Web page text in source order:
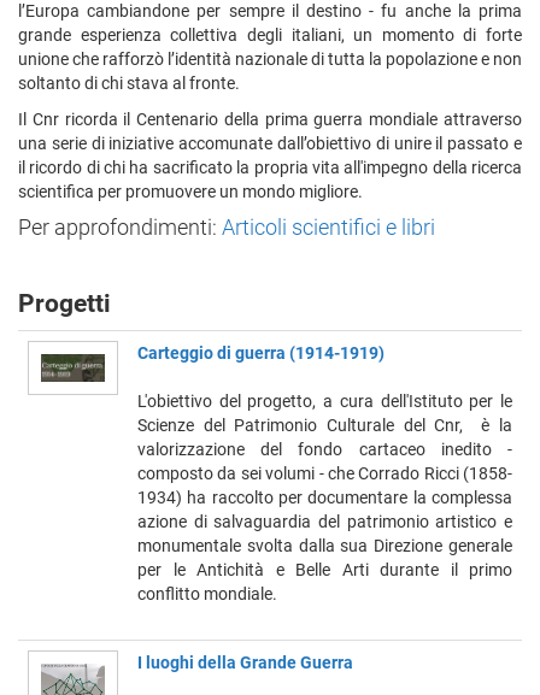
l’Europa cambiandone per sempre il destino - fu anche la prima
grande esperienza collettiva degli italiani, un momento di forte
unione che rafforzò l’identità nazionale di tutta la popolazione e non
soltanto di chi stava al fronte.
Il Cnr ricorda il Centenario della prima guerra mondiale attraverso
una serie di iniziative accomunate dall’obiettivo di unire il passato e
il ricordo di chi ha sacrificato la propria vita all'impegno della ricerca
scientifica per promuovere un mondo migliore.
Per approfondimenti: Articoli scientifici e libri
Progetti
Carteggio di guerra (1914-1919)
L'obiettivo del progetto, a cura dell'Istituto per le
Scienze del Patrimonio Culturale del Cnr, è la
valorizzazione del fondo cartaceo inedito -
composto da sei volumi - che Corrado Ricci (1858-
1934) ha raccolto per documentare la complessa
azione di salvaguardia del patrimonio artistico e
monumentale svolta dalla sua Direzione generale
per le Antichità e Belle Arti durante il primo
conflitto mondiale.
I luoghi della Grande Guerra